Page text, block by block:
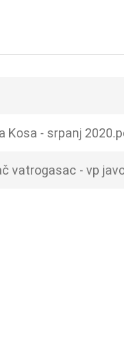
Kosa - srpanj
vatrogasac - vp